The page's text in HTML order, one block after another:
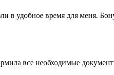
в удобное время для меня.
все необходимые